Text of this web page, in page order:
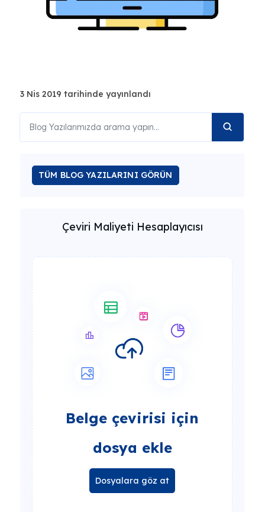
3 Nis 2019 tarihinde yayınlandı
TÜM BLOG YAZILARINI GÖRÜN
Çeviri Maliyeti Hesaplayıcısı
Belge çevirisi için
dosya ekle
Dosyalara göz at